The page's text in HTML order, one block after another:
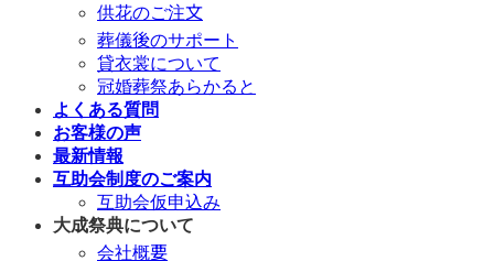
供花のご注文
葬儀後のサポート
貸衣裳について
冠婚葬祭あらかると
よくある質問
お客様の声
最新情報
互助会制度のご案内
互助会仮申込み
大成祭典について
会社概要